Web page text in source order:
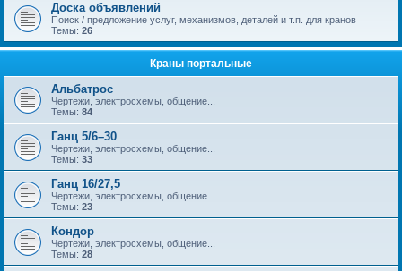
Доска объявлений
Поиск / предложение услуг, механизмов, деталей и т.п. для кранов
Темы: 26
Краны портальные
Альбатрос
Чертежи, электросхемы, общение...
Темы: 84
Ганц 5/6–30
Чертежи, электросхемы, общение...
Темы: 33
Ганц 16/27,5
Чертежи, электросхемы, общение...
Темы: 23
Кондор
Чертежи, электросхемы, общение...
Темы: 28